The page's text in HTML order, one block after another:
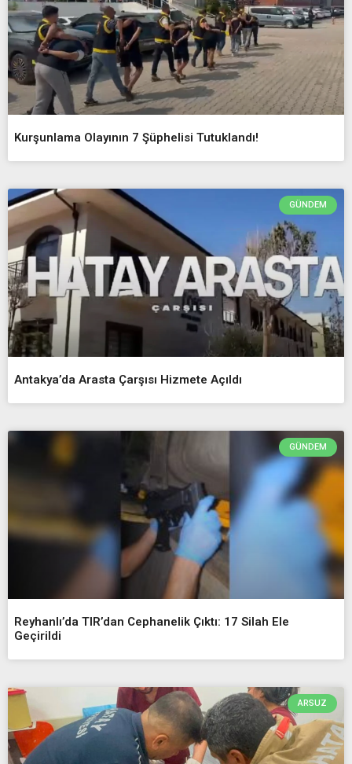
Kurşunlama Olayının 7 Şüphelisi Tutuklandı!
GÜNDEM
Antakya’da Arasta Çarşısı Hizmete Açıldı
GÜNDEM
Reyhanlı’da TIR’dan Cephanelik Çıktı: 17 Silah Ele
Geçirildi
ARSUZ